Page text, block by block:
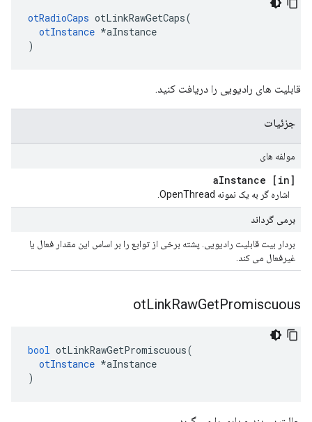
otRadioCaps otLinkRawGetCaps(
otInstance *aInstance
)
قابلیت های رادیویی را دریافت کنید.
جزئیات
مولفه های
[in] a
Instance
اشاره گر به یک نمونه OpenThread.
برمی گرداند
بردار بیت قابلیت رادیویی. پشته برخی از توابع را بر اساس این مقدار فعال یا
غیرفعال می کند.
otLinkRawGetPromiscuous
bool otLinkRawGetPromiscuous(
otInstance *aInstance
)